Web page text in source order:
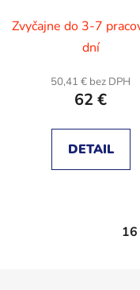
Zvyčajne do 3-7
dní
50,41 € bez DPH
62 €
DETAIL
16